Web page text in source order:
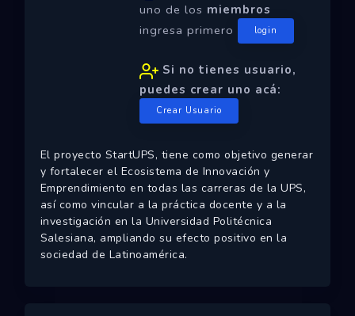
uno de los miembros
ingresa primero
login
Si no tienes usuario,
puedes crear uno acá:
Crear Usuario
El proyecto StartUPS, tiene como objetivo generar
y fortalecer el Ecosistema de Innovación y
Emprendimiento en todas las carreras de la UPS,
así como vincular a la práctica docente y a la
investigación en la Universidad Politécnica
Salesiana, ampliando su efecto positivo en la
sociedad de Latinoamérica.